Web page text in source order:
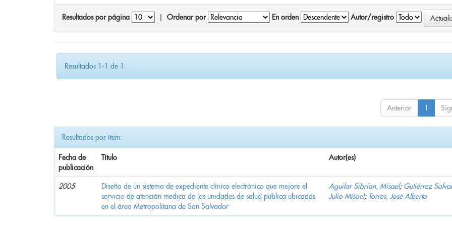
Resultados por página Ordenar por En orden Autor/registro
Resultados 1-1 de 1.
Anterior 1
Resultados por ítem:
Fecha de
publicación
Título Autor(es)
2005
Diseño de un sistema de expediente clínico electrónico que mejore el
servicio de atención medica de las unidades de salud pública ubicadas
en el área Metropolitana de San Salvador
Aguilar Sibrian, Misael; Gutiérrez
Julio Misael; Torres, José Alberto